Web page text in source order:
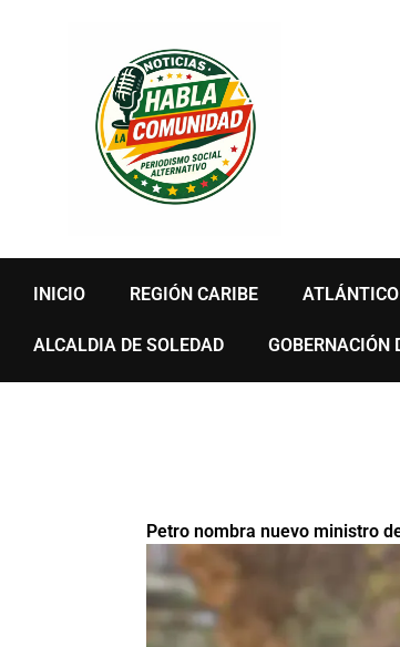
INICIO REGIÓN CARIBE ATLÁNTICO
ALCALDIA DE SOLEDAD GOBERNACIÓN
Petro nombra nuevo ministro